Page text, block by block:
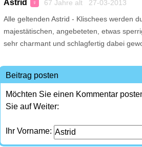
Astrid ♀ 67 Jahre alt 27-03-2013
Alle geltenden Astrid - Klischees werden
majestätischen, angebeteten, etwas
sehr charmant und schlagfertig dabei
Beitrag posten
Möchten Sie einen Kommentar
Sie auf Weiter:
Ihr Vorname: